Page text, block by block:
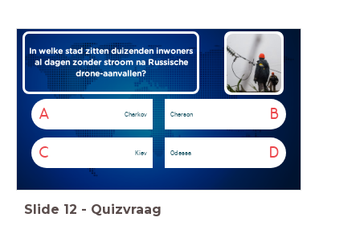
In welke stad zitten duizenden inwoners
al dagen zonder stroom na Russische
drone-aanvallen?
A Charkov B
Cherson
C Kiev D
Odessa
Slide 12 - Quizvraag